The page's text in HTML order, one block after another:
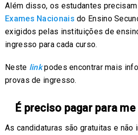
Além disso, os estudantes
Exames Nacionais do Ensino
exigidos pelas instituições de
ingresso para cada curso.
Neste linkpodes encontrar mais
provas de ingresso.
É preciso pagar para
As candidaturas são gratuitas e não